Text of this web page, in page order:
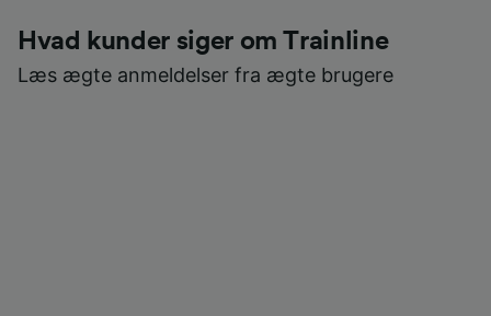
Hvad kunder siger om Trainline
Læs ægte anmeldelser fra ægte brugere